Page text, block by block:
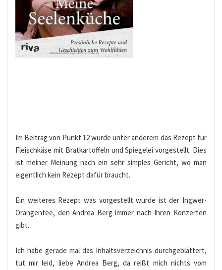
Im Beitrag von Punkt 12 wurde unter anderem das Rezept für
Fleischkäse mit Bratkartoffeln und Spiegelei vorgestellt. Dies
ist meiner Meinung nach ein sehr simples Gericht, wo man
eigentlich kein Rezept dafür braucht.
Ein weiteres Rezept was vorgestellt wurde ist der Ingwer-
Orangentee, den Andrea Berg immer nach Ihren Konzerten
gibt.
Ich habe gerade mal das Inhaltsverzeichnis durchgeblättert,
tut mir leid, liebe Andrea Berg, da reißt mich nichts vom